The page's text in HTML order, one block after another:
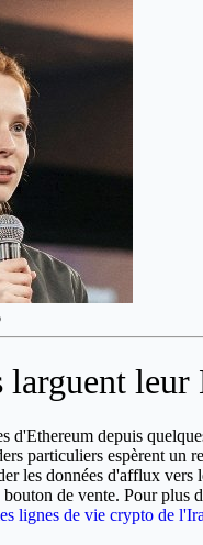
larguent
d'Ethereum depuis
particuliers espèrent un
les données d'afflux vers
de vente. Pour plus
lignes de vie crypto de